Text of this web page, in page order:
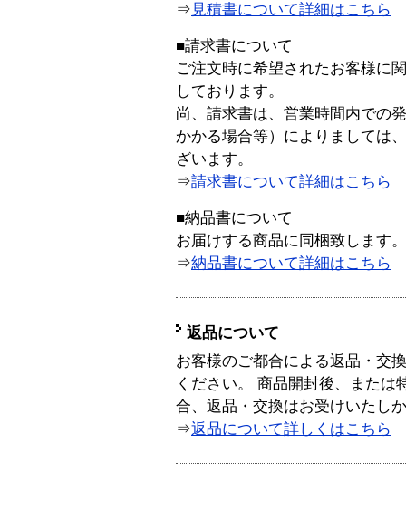
⇒ 見積書について詳細はこちら
■請求書について
ご注文時に希望されたお客様に
しております。
尚、請求書は、営業時間内での
かかる場合等）によりましては
ざいます。
⇒請求書について詳細はこちら
■納品書について
お届けする商品に同梱致します。
⇒納品書について詳細はこちら
返品について
お客様のご都合による返品・交
ください。 商品開封後、または
合、返品・交換はお受けいたし
⇒返品について詳しくはこちら